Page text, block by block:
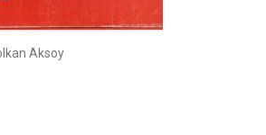
Aksoy